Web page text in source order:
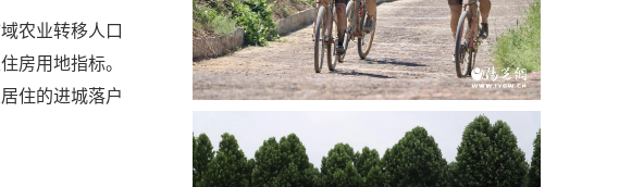
农业转移人口
房用地指标。
住的进城落户